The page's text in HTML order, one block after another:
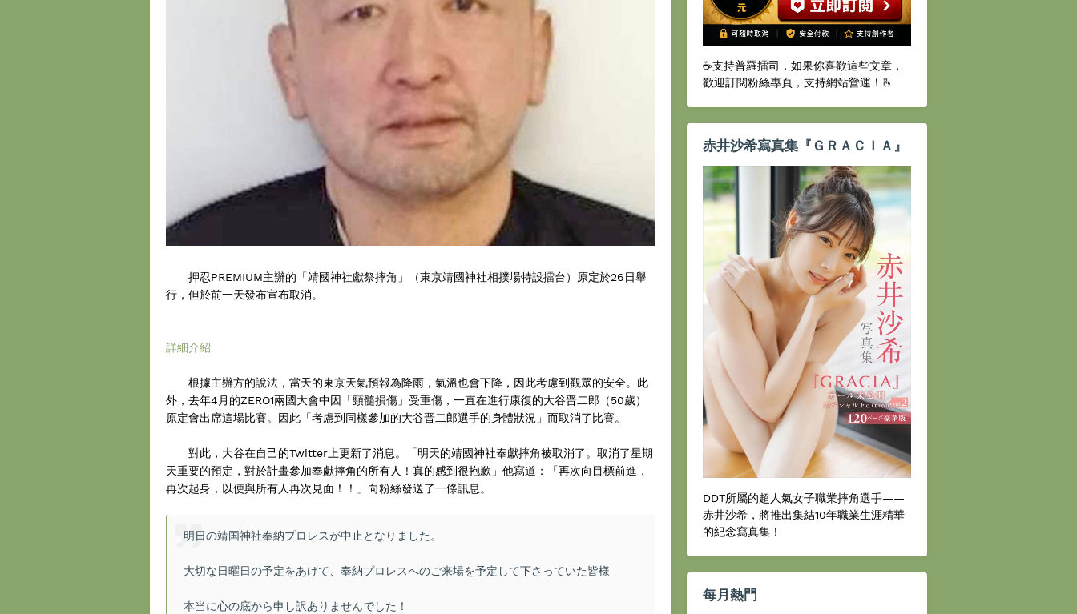
押忍PREMIUM主辦的「靖國神社獻祭摔角」（東京靖國神社相撲場特設擂台）原定於26日舉
行，但於前一天發布宣布取消。
詳細介紹
根據主辦方的說法，當天的東京天氣預報為降雨，氣溫也會下降，因此考慮到觀眾的安全。此
外，去年4月的ZERO1兩國大會中因「頸髓損傷」受重傷，一直在進行康復的大谷晋二郎（50歲）
原定會出席這場比賽。因此「考慮到同樣參加的大谷晋二郎選手的身體狀況」而取消了比賽。
對此，大谷在自己的Twitter上更新了消息。「明天的靖國神社奉獻摔角被取消了。取消了星期
天重要的預定，對於計畫參加奉獻摔角的所有人！真的感到很抱歉」他寫道：「再次向目標前進，
再次起身，以便與所有人再次見面！！」向粉絲發送了一條訊息。
明日の靖国神社奉納プロレスが中止となりました。
大切な日曜日の予定をあけて、奉納プロレスへのご来場を予定して下さっていた皆様
本当に心の底から申し訳ありませんでした！
☕️支持普羅擂司，如果你喜歡這些文章，
歡迎訂閱粉絲專頁，支持網站營運！🫰
赤井沙希寫真集『ＧＲＡＣＩＡ』
DDT所屬的超人氣女子職業摔角選手——
赤井沙希，將推出集結10年職業生涯精華
的紀念寫真集！
每月熱門